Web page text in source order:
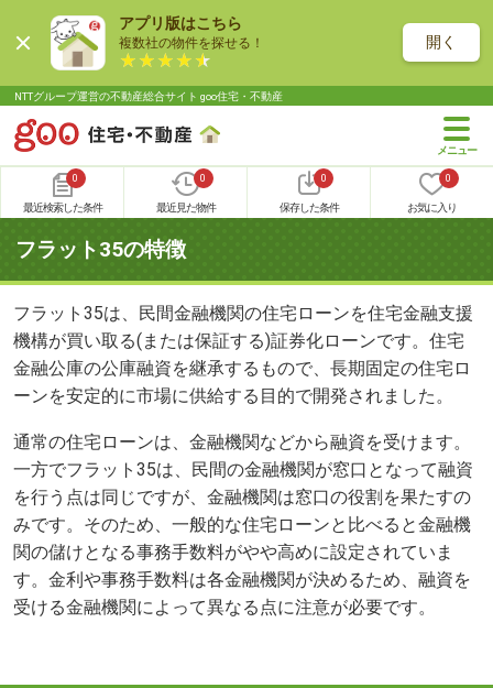
アプリ版はこちら
複数社の物件を探せる！ 開く
NTTグループ運営の不動産総合サイト goo住宅・不動産
0
最近検索した条件
0
最近見た物件
0
保存した条件
0
お気に入り
フラット35の特徴
フラット35は、民間金融機関の住宅ローンを住宅金融支援
機構が買い取る(または保証する)証券化ローンです。住宅
金融公庫の公庫融資を継承するもので、長期固定の住宅ロ
ーンを安定的に市場に供給する目的で開発されました。
通常の住宅ローンは、金融機関などから融資を受けます。
一方でフラット35は、民間の金融機関が窓口となって融資
を行う点は同じですが、金融機関は窓口の役割を果たすの
みです。そのため、一般的な住宅ローンと比べると金融機
関の儲けとなる事務手数料がやや高めに設定されていま
す。金利や事務手数料は各金融機関が決めるため、融資を
受ける金融機関によって異なる点に注意が必要です。